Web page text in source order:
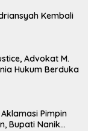
Kembali
Advokat M.
Hukum Berduka
Pimpin
Bupati Nanik